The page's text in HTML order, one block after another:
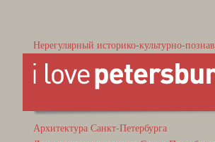
Нерегулярный историко-культурно-
Архитектура Санкт-Петербурга